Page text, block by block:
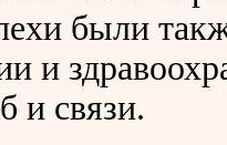
были
и
и связи.